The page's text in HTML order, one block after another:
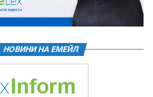
НОВИНИ НА ЕМЕЙЛ